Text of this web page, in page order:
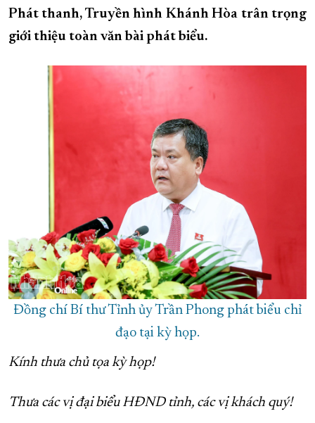
XÂY DỰNG KHÁNH HÒA TRỞ THÀNH THÀNH PHỐ TRỰC THUỘC
ĐẠI HỘI ĐẢNG CÁC CẤP TRANG CHỦ VỀ BÁO KHÁNH HÒA
Phát thanh, Truyền hình Khánh Hòa trân trọng
giới thiệu toàn văn bài phát biểu.
Đồng chí Bí thư Tỉnh ủy Trần Phong phát biểu chỉ
đạo tại kỳ họp.
Kính thưa chủ tọa kỳ họp!
Thưa các vị đại biểu HĐND tỉnh, các vị khách quý!